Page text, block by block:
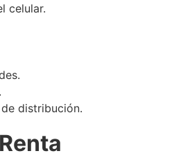
celular.
distribución.